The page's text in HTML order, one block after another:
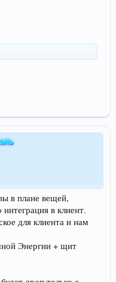
в плане вещей,
в клиент.
для клиента и нам
Энергии + щит